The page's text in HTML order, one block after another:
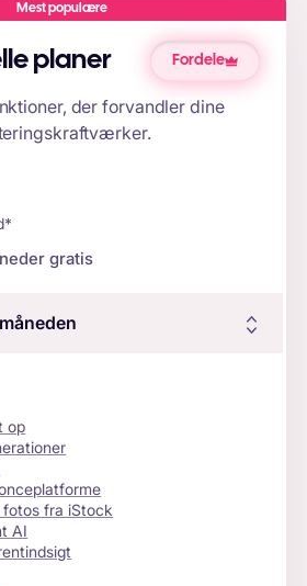
Mest populære
planer Fordele
der forvandler dine
gratis
op
fra iStock
AI